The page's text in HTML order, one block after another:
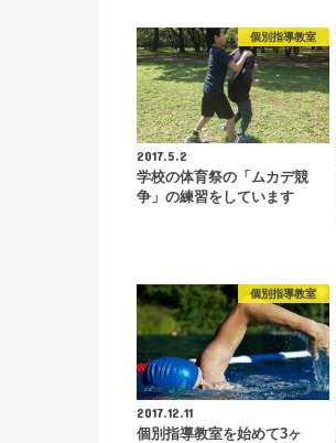
個別指導教室
2017.5.2
学校の体育祭の「ムカデ競
争」の練習をしています
個別指導教室
2017.12.11
個別指導教室を始めて3ヶ